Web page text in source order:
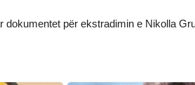
për ekstradimin e Nikolla